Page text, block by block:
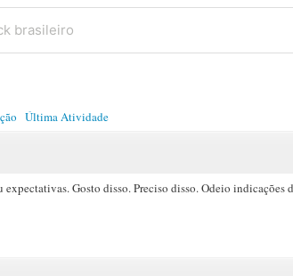
brasileiro
Última Atividade
expectativas. Gosto disso. Preciso disso. Odeio